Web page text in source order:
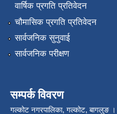
वार्षिक प्रगति प्रतिवेदन
चौमासिक प्रगति प्रतिवेदन
सार्वजनिक सुनुवाई
सार्वजनिक परीक्षण
सम्पर्क विवरण
गल्कोट नगरपालिका, गल्कोट, बागलुङ ।